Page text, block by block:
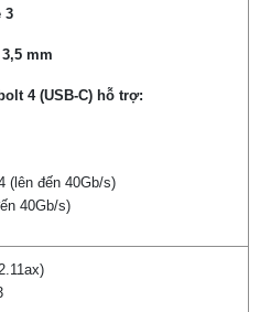
3
mm
4 (USB-C) hỗ trợ:
(lên đến 40Gb/s)
40Gb/s)